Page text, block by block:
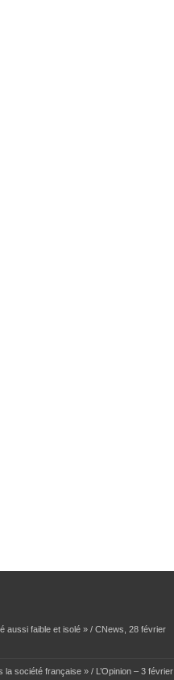
aussi faible et isolé » / CNews, 28 février
la société française » / L’Opinion – 3 février